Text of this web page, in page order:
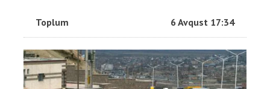
Toplum 6 Avqust 17:34